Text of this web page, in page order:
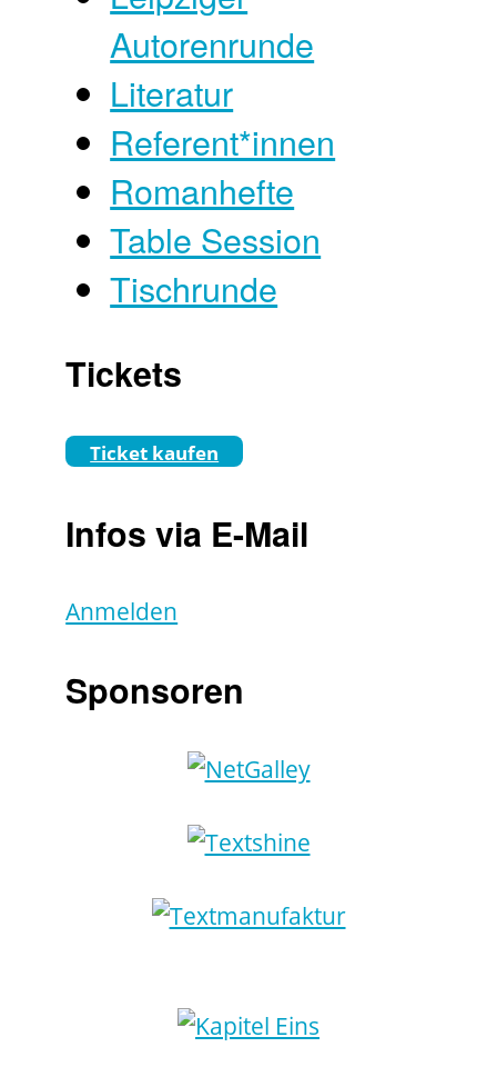
Autorenrunde
Literatur
Referent*innen
Romanhefte
Table Session
Tischrunde
Tickets
Ticket kaufen
Infos via E-Mail
Anmelden
Sponsoren